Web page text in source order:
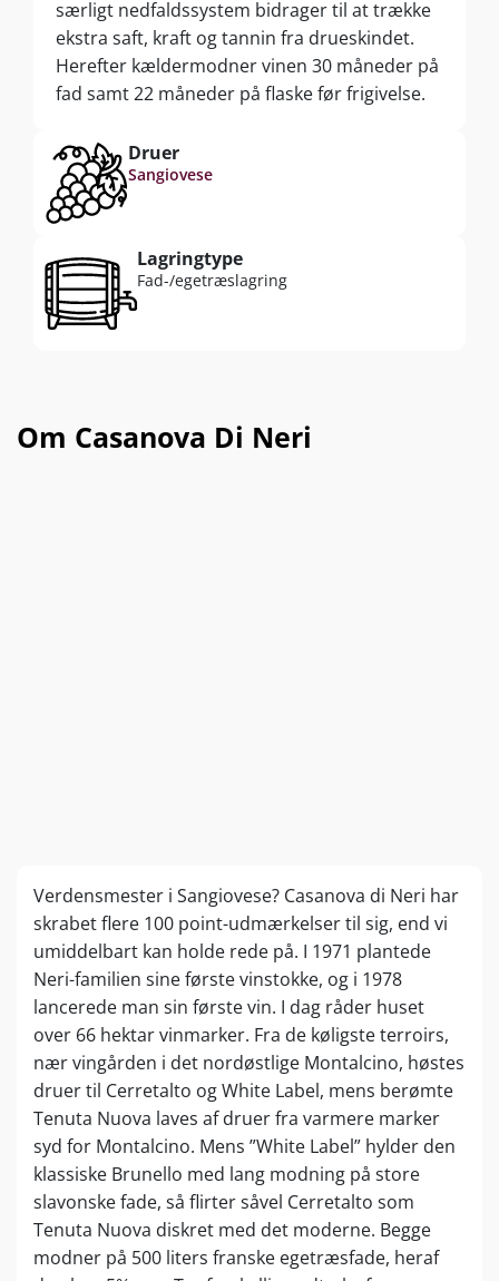
særligt nedfaldssystem bidrager til at trække
ekstra saft, kraft og tannin fra drueskindet.
Herefter kældermodner vinen 30 måneder på
fad samt 22 måneder på flaske før frigivelse.
Druer
Sangiovese
Lagringtype
Fad-/egetræslagring
Om Casanova Di Neri
Verdensmester i Sangiovese? Casanova di Neri har
skrabet flere 100 point-udmærkelser til sig, end vi
umiddelbart kan holde rede på. I 1971 plantede
Neri-familien sine første vinstokke, og i 1978
lancerede man sin første vin. I dag råder huset
over 66 hektar vinmarker. Fra de køligste terroirs,
nær vingården i det nordøstlige Montalcino, høstes
druer til Cerretalto og White Label, mens berømte
Tenuta Nuova laves af druer fra varmere marker
syd for Montalcino. Mens ”White Label” hylder den
klassiske Brunello med lang modning på store
slavonske fade, så flirter såvel Cerretalto som
Tenuta Nuova diskret med det moderne. Begge
modner på 500 liters franske egetræsfade, heraf